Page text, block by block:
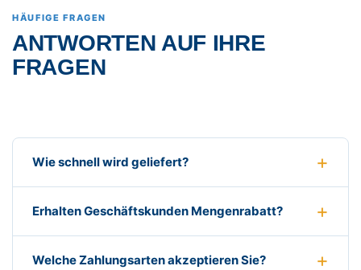
HÄUFIGE FRAGEN
ANTWORTEN AUF IHRE
FRAGEN
Wie schnell wird geliefert?
Erhalten Geschäftskunden Mengenrabatt?
Welche Zahlungsarten akzeptieren Sie?